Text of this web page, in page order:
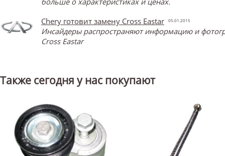
Chery готовит замену Cross Eastar
05.01.2015
Инсайдеры распространяют информацию и
Cross Eastar
Также сегодня у нас покупают